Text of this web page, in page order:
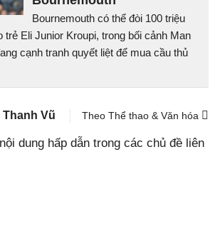
Bournemouth có thể đòi 100 triệu
trẻ Eli Junior Kroupi, trong bối cảnh Man
cạnh tranh quyết liệt để mua cầu thủ
Thanh Vũ Theo Thể thao & Văn hóa
dung hấp dẫn trong các chủ đề liên